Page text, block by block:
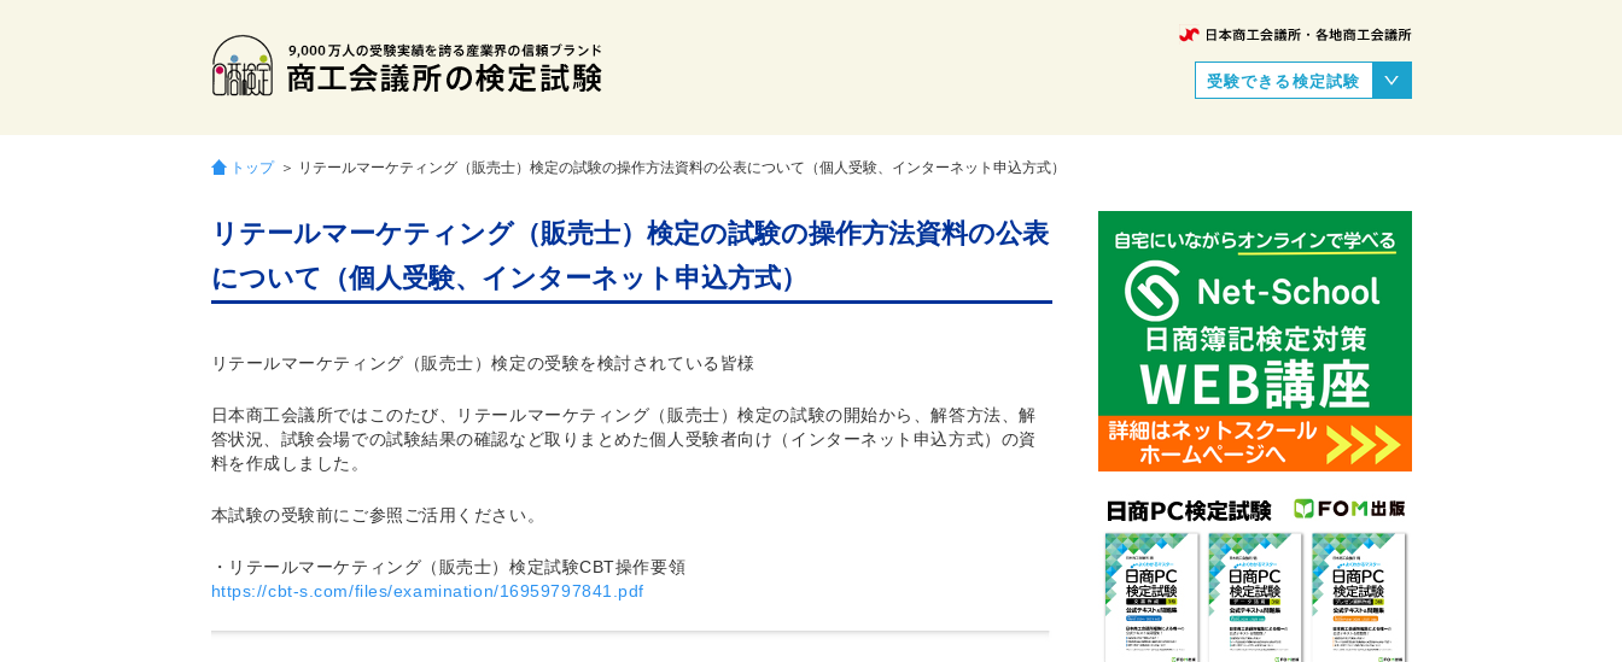
受験できる検定試験
トップ ＞ リテールマーケティング（販売士）検定の試験の操作方法資料の公表について（個人受験、インターネット申込方式）
リテールマーケティング（販売士）検定の試験の操作方法資料の公表
について（個人受験、インターネット申込方式）
リテールマーケティング（販売士）検定の受験を検討されている皆様
日本商工会議所ではこのたび、リテールマーケティング（販売士）検定の試験の開始から、解答方法、解
答状況、試験会場での試験結果の確認など取りまとめた個人受験者向け（インターネット申込方式）の資
料を作成しました。
本試験の受験前にご参照ご活用ください。
・リテールマーケティング（販売士）検定試験CBT操作要領
https://cbt-s.com/files/examination/16959797841.pdf